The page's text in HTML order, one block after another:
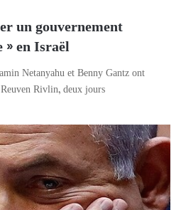
un gouvernement
» en Israël
Netanyahu et Benny Gantz ont
Rivlin, deux jours